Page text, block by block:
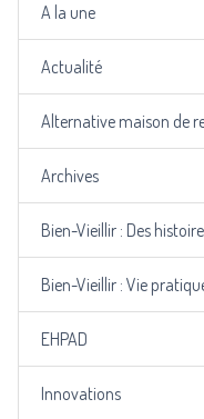
A la une
Actualité
Alternative maison de
Archives
Bien-Vieillir : Des
Bien-Vieillir : Vie
EHPAD
Innovations